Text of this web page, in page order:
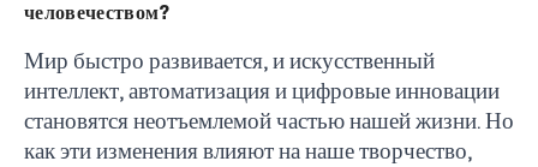
человечеством?
Мир быстро развивается, и искусственный
интеллект, автоматизация и цифровые инновации
становятся неотъемлемой частью нашей жизни. Но
как эти изменения влияют на наше творчество,